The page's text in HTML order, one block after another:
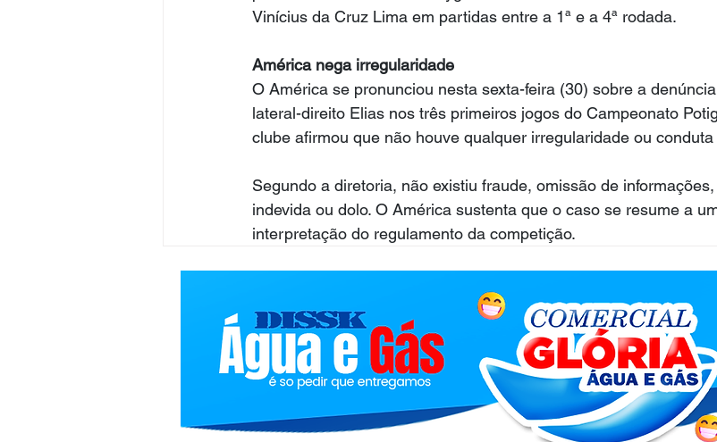
Vinícius da Cruz Lima em partidas entre a 1ª e a 4ª rodada.
América nega irregularidade
O América se pronunciou nesta sexta-feira (30) sobre a
lateral-direito Elias nos três primeiros jogos do Campeonato
clube afirmou que não houve qualquer irregularidade ou conduta
Segundo a diretoria, não existiu fraude, omissão de
indevida ou dolo. O América sustenta que o caso se resume a
interpretação do regulamento da competição.